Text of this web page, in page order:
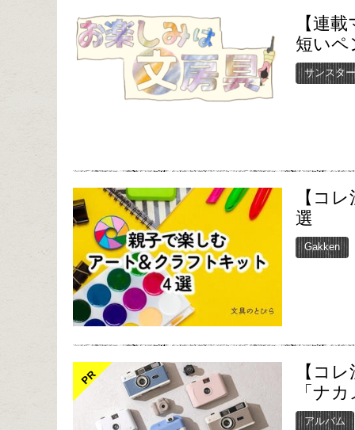
【連
短いペ
サンスタ
【コ
選
Gakken
PR
【コ
「ナ
アルバム